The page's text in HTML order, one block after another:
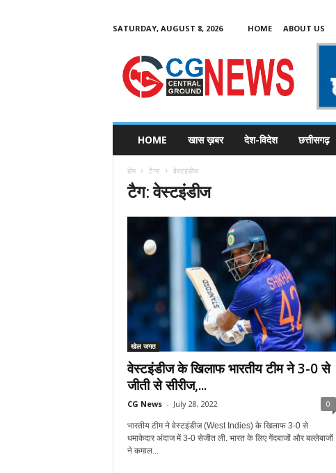
SATURDAY, AUGUST 8, 2026 HOME ABOUT US
C
HOME खास ख़बर देश-विदेश छत्तीसगढ़
होम टैग्स वेस्टइंडीज
टैग: वेस्टइंडीज
खेल जगत
वेस्टइंडीज के खिलाफ भारतीय टीम ने 3-0 से
जीती से सीरीज,...
CG News - July 28, 2022 0
भारतीय टीम ने वेस्टइंडीज (West Indies) के खिलाफ 3-0 से
धमाकेदार अंदाज में 3-0 सेजीत ली. भारत के लिए गेंदबाजों और बल्लेबाजों
ने कमाल...